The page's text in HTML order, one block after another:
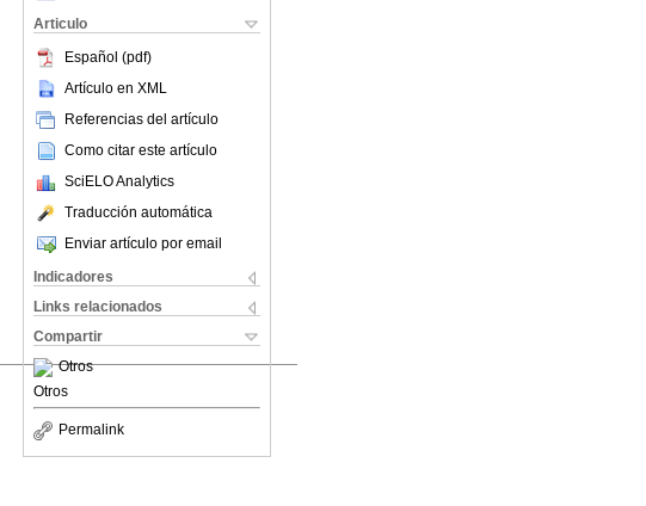
Articulo
Español (pdf)
Artículo en XML
Referencias del artículo
Como citar este artículo
SciELO Analytics
Traducción automática
Enviar artículo por email
Indicadores
Links relacionados
Compartir
Otros
Otros
Permalink